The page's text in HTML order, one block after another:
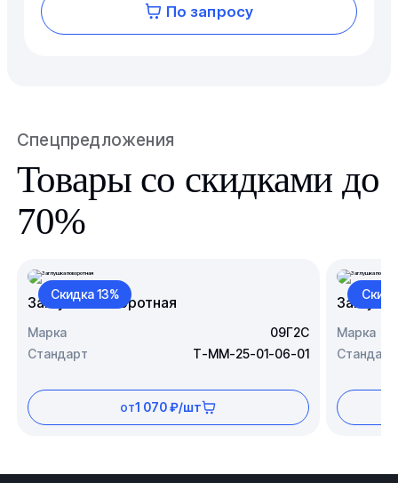
По запросу
Спецпредложения
Товары со скидками до
70%
Скидка 13%
Заглушка поворотная
Марка
09Г2С
Стандарт
Т-ММ-25-01-06-01
от1 070 ₽/шт
Марка
Стандарт